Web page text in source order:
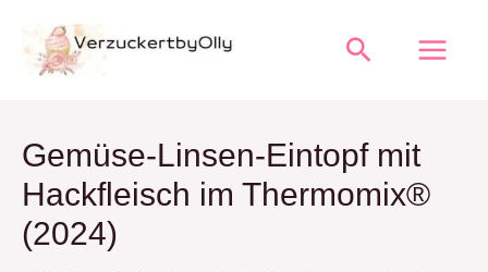
Inhalt
Suchen
Gemüse-Linsen-Eintopf mit
Hackfleisch im Thermomix®
(2024)